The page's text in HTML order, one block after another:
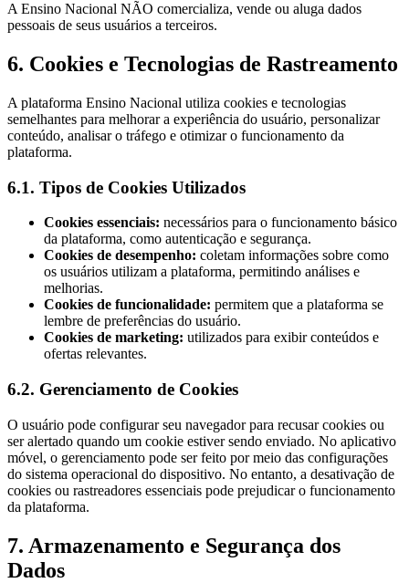
A Ensino Nacional NÃO comercializa, vende ou aluga dados
pessoais de seus usuários a terceiros.
6. Cookies e Tecnologias de Rastreamento
A plataforma Ensino Nacional utiliza cookies e tecnologias
semelhantes para melhorar a experiência do usuário, personalizar
conteúdo, analisar o tráfego e otimizar o funcionamento da
plataforma.
6.1. Tipos de Cookies Utilizados
Cookies essenciais: necessários para o funcionamento básico
da plataforma, como autenticação e segurança.
Cookies de desempenho: coletam informações sobre como
os usuários utilizam a plataforma, permitindo análises e
melhorias.
Cookies de funcionalidade: permitem que a plataforma se
lembre de preferências do usuário.
Cookies de marketing: utilizados para exibir conteúdos e
ofertas relevantes.
6.2. Gerenciamento de Cookies
O usuário pode configurar seu navegador para recusar cookies ou
ser alertado quando um cookie estiver sendo enviado. No aplicativo
móvel, o gerenciamento pode ser feito por meio das configurações
do sistema operacional do dispositivo. No entanto, a desativação de
cookies ou rastreadores essenciais pode prejudicar o funcionamento
da plataforma.
7. Armazenamento e Segurança dos
Dados